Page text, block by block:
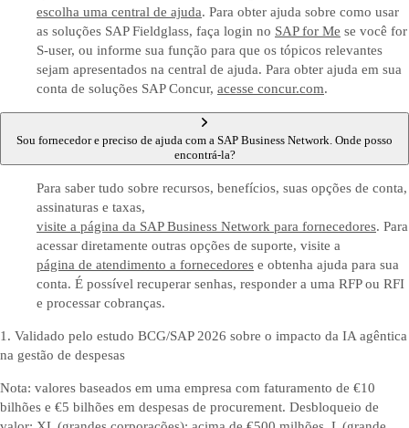
escolha uma central de ajuda. Para obter ajuda sobre como usar
as soluções SAP Fieldglass, faça login no SAP for Me se você for
S-user, ou informe sua função para que os tópicos relevantes
sejam apresentados na central de ajuda. Para obter ajuda em sua
conta de soluções SAP Concur, acesse concur.com.
Sou fornecedor e preciso de ajuda com a SAP Business Network. Onde posso
encontrá-la?
Para saber tudo sobre recursos, benefícios, suas opções de conta,
assinaturas e taxas,
visite a página da SAP Business Network para fornecedores. Para
acessar diretamente outras opções de suporte, visite a
página de atendimento a fornecedores e obtenha ajuda para sua
conta. É possível recuperar senhas, responder a uma RFP ou RFI
e processar cobranças.
1. Validado pelo estudo BCG/SAP 2026 sobre o impacto da IA agêntica
na gestão de despesas
Nota: valores baseados em uma empresa com faturamento de €10
bilhões e €5 bilhões em despesas de procurement. Desbloqueio de